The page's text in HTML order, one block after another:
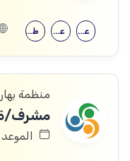
طب الأطفال علم اجتماع علم النفس
منظمة
مشرف/ة
الموعد